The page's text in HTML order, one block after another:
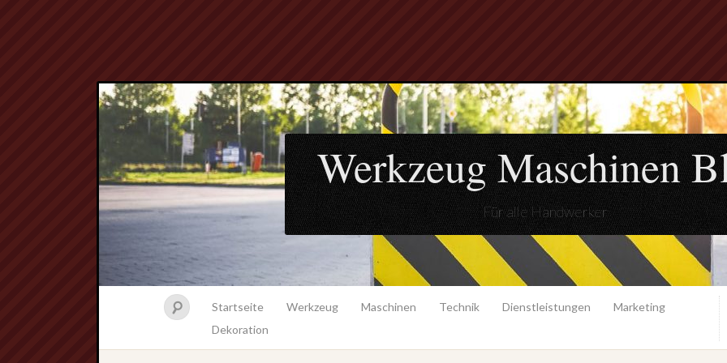
Werkzeug Maschinen
Für alle Handwerker
Startseite Werkzeug Maschinen Technik Dienstleistungen
Marketing
Dekoration